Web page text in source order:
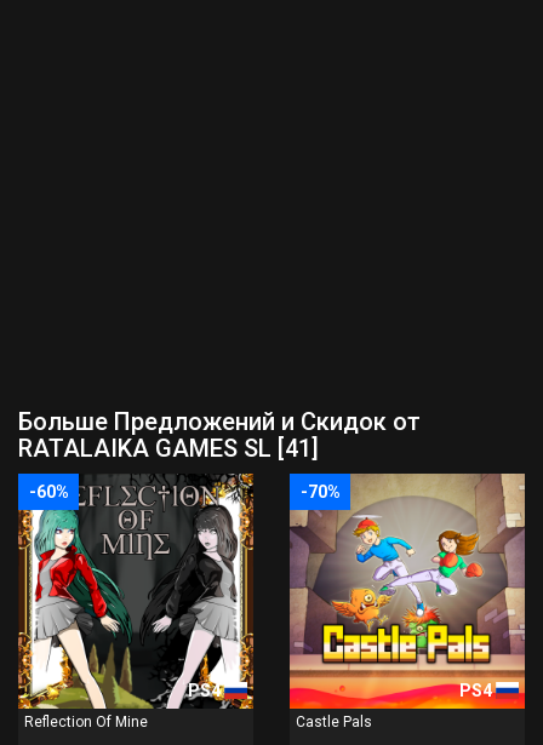
Больше Предложений и Скидок от
RATALAIKA GAMES SL [41]
-60%
PS4
Reflection Of Mine
-70%
PS4
Castle Pals